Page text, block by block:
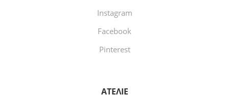
Instagram
Facebook
Pinterest
ΑΤΕΛΙΕ